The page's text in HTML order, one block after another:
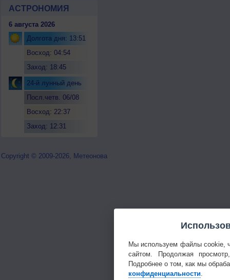
АСТРОНОМИЯ
6 августа 2026
Долгота дня: 13:51
Восход: 04:54
Заход: 18:45
24-й лунный день
Посл.четв. 06/08
Восход: 22:37
Заход: 12:31
Copyright © 2009-2026, Метеонова
Мы используем файлы cookie,
сайтом. Продолжая
Подробнее о том, как мы
конфиденциальности.